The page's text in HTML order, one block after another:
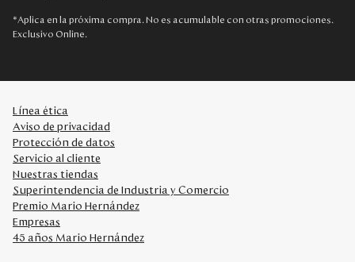
*Aplica en la próxima compra. No es acumulable con otras promociones.
Exclusivo Online.
Línea ética
Aviso de privacidad
Protección de datos
Servicio al cliente
Nuestras tiendas
Superintendencia de Industria y Comercio
Premio Mario Hernández
Empresas
45 años Mario Hernández